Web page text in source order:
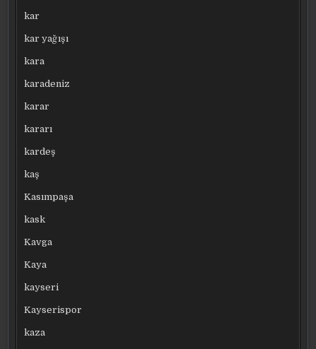
kar
kar yağışı
kara
karadeniz
karar
kararı
kardeş
kaş
Kasımpaşa
kask
Kavga
Kaya
kayseri
Kayserispor
kaza